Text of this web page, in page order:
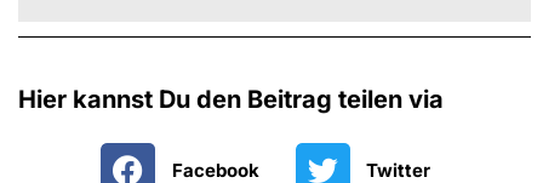
Hier kannst Du den Beitrag teilen via
Facebook Twitter